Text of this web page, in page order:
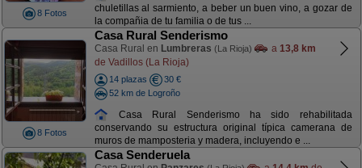
8 Fotos
chuletillas al sarmiento, a beber un buen vino, a gozar de
la compañia de tu familia o de tus ...
8 Fotos
Casa Rural Senderismo
Casa Rural en Lumbreras (La Rioja) a 13,8 km
de Vadillos (La Rioja)
14 plazas
30 €
52 km de Logroño
Casa Rural Senderismo ha sido rehabilitada
conservando su estructura original típica camerana de
muros de mamposteria y madera, incluyendo e ...
Casa Senderuela